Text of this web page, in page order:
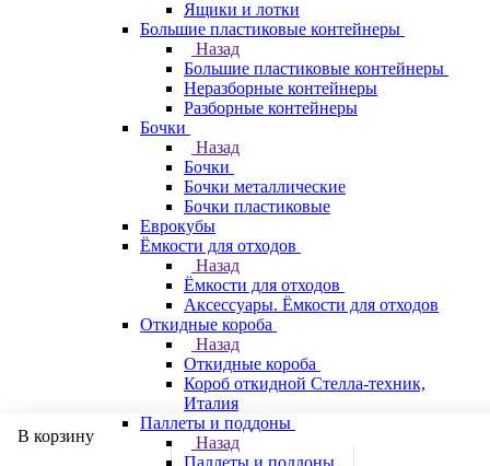
Ящики и лотки
Большие пластиковые контейнеры
Назад
Большие пластиковые контейнеры
Неразборные контейнеры
Разборные контейнеры
Бочки
Назад
Бочки
Бочки металлические
Бочки пластиковые
Еврокубы
Ёмкости для отходов
Назад
Ёмкости для отходов
Аксессуары. Ёмкости для отходов
Откидные короба
Назад
Откидные короба
Короб откидной Стелла-техник,
Италия
Паллеты и поддоны
Назад
Паллеты и поддоны
В корзину